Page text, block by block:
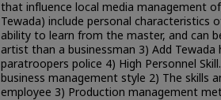
that influence local media management
Tewada) include personal characteristics
ability to learn from the master, and can
artist than a businessman 3) Add Tewada
paratroopers police 4) High Personnel
business management style 2) The skills
employee 3) Production management